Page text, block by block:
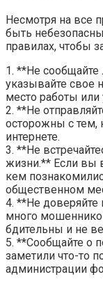
Несмотря на все
быть
правилах, чтобы
1. **Не
указывайте свое
место работы или
2. **Не
осторожны с тем,
интернете.
3. **Не
жизни.** Если вы
кем
общественном
4. **Не доверяйте
много
бдительны и не
5. **Сообщайте о
заметили что-то
администрации